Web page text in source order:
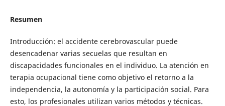
Resumen
Introducción: el accidente cerebrovascular puede
desencadenar varias secuelas que resultan en
discapacidades funcionales en el individuo. La atención en
terapia ocupacional tiene como objetivo el retorno a la
independencia, la autonomía y la participación social. Para
esto, los profesionales utilizan varios métodos y técnicas.